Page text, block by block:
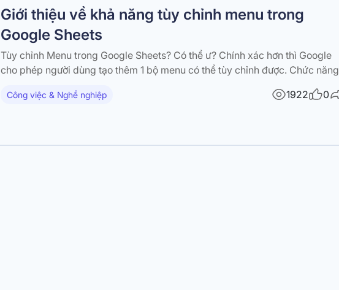
Giới thiệu về khả năng tùy chỉnh menu trong
Google Sheets
Tùy chỉnh Menu trong Google Sheets? Có thể ư? Chính xác hơn thì Google
cho phép người dùng tạo thêm 1 bộ menu có thể tùy chỉnh được. Chức năng
vụ cho các mục…
Công việc & Nghề nghiệp 1922 0